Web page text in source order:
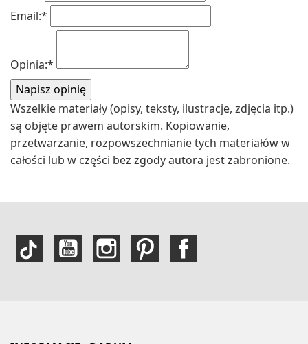
Email:*
Opinia:*
Wszelkie materiały (opisy, teksty, ilustracje, zdjęcia itp.)
są objęte prawem autorskim. Kopiowanie,
przetwarzanie, rozpowszechnianie tych materiałów w
całości lub w części bez zgody autora jest zabronione.